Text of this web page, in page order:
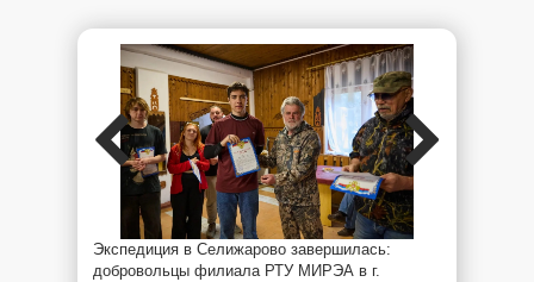
Экспедиция в Селижарово завершилась:
добровольцы филиала РТУ МИРЭА в г.